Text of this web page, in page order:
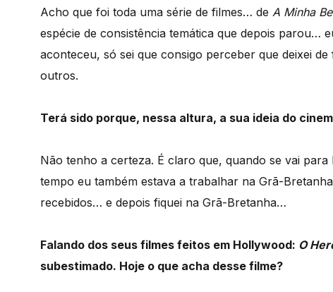
Acho que foi toda uma série de filmes… de A Minha
espécie de consistência temática que depois
aconteceu, só sei que consigo perceber que deixei
outros.
Terá sido porque, nessa altura, a sua ideia do
Não tenho a certeza. É claro que, quando se vai
tempo eu também estava a trabalhar na Grã-
recebidos… e depois fiquei na Grã-Bretanha…
Falando dos seus filmes feitos em Hollywood: O
subestimado. Hoje o que acha desse filme?